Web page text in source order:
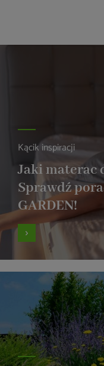
Kącik inspiracji
Jaki materac
Sprawdź
GARDEN!